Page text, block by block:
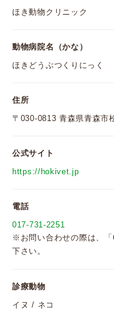
ほき動物クリニック
動物病院名（かな）
ほきどうぶつくりにっく
住所
〒030-0813 青森県青森市
公式サイト
https://hokivet.jp
電話
017-731-2251
※お問い合わせの際は、
下さい。
診療動物
イヌ / ネコ